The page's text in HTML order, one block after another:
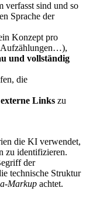
verfasst sind und so
Sprache der
Konzept pro
Aufzählungen…),
und vollständig
die
externe Links zu
die KI verwendet,
zu identifizieren.
der
technische Struktur
Markup achtet.